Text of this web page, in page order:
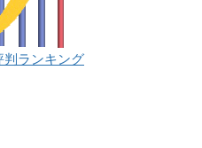
判ランキング